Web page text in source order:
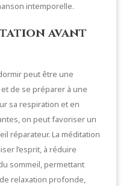
intemporelle.
avant
peut être une
de se préparer à une
sa respiration et en
on peut favoriser un
réparateur. La méditation
l’esprit, à réduire
sommeil, permettant
relaxation profonde,